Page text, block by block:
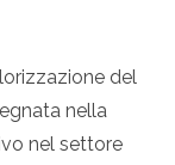
del
nella
nel settore